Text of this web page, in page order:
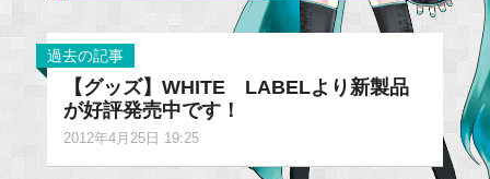
過去の記事
【グッズ】WHITE LABELより新製品
が好評発売中です！
2012年4月25日 19:25